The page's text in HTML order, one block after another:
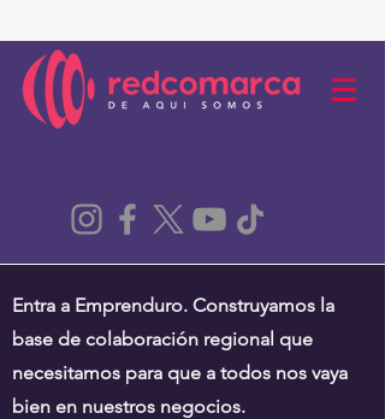
Entra a Emprenduro. Construyamos la
base de colaboración regional que
necesitamos para que a todos nos vaya
bien en nuestros negocios.